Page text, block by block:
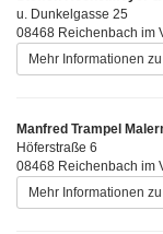
u. Dunkelgasse 25
08468 Reichenbach im
Mehr Informationen
Manfred Trampel
Höferstraße 6
08468 Reichenbach im
Mehr Informationen